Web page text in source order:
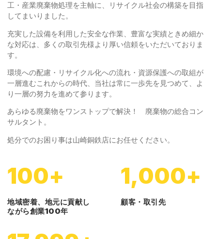
工・産業廃棄物処理を主軸に、リサイクル社会の構築を目指
してまいりました。
充実した設備を利用した安全な作業、豊富な実績ときめ細か
な対応は、多くの取引先様より厚い信頼をいただいておりま
す。
環境への配慮・リサイクル化への流れ・資源保護への取組が
一層進むこれからの時代、当社は常に一歩先を見つめて、よ
り一層の努力を進めて参ります。
あらゆる廃棄物をワンストップで解決！ 廃棄物の総合コン
サルタント。
処分でのお困り事は山崎銅鉄店にお任せください。
100+
地域密着、地元に貢献し
ながら創業100年
1,000+
顧客・取引先